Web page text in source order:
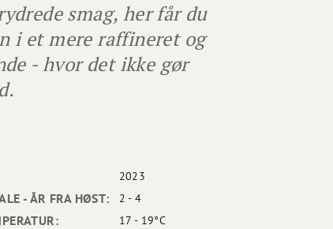
smag, her får du
i et mere raffineret og
- hvor det ikke gør
2023
- ÅR FRA HØST: 2 - 4
17 - 19°C